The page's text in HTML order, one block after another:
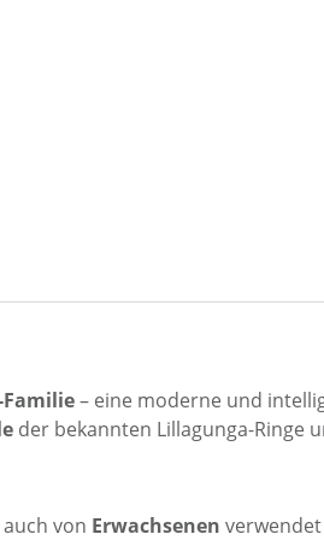
– eine moderne und
der bekannten Lillagunga-Ringe
von Erwachsenen verwendet